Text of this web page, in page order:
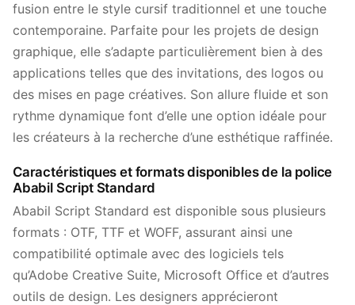
fusion entre le style cursif traditionnel et une touche
contemporaine. Parfaite pour les projets de design
graphique, elle s’adapte particulièrement bien à des
applications telles que des invitations, des logos ou
des mises en page créatives. Son allure fluide et son
rythme dynamique font d’elle une option idéale pour
les créateurs à la recherche d’une esthétique raffinée.
Caractéristiques et formats disponibles de la police
Ababil Script Standard
Ababil Script Standard est disponible sous plusieurs
formats : OTF, TTF et WOFF, assurant ainsi une
compatibilité optimale avec des logiciels tels
qu’Adobe Creative Suite, Microsoft Office et d’autres
outils de design. Les designers apprécieront